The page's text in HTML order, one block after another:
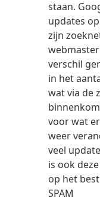
staan.
updates
zijn
verschil
in het
wat via de
voor wat
weer
veel
is ook
op het
SPAM